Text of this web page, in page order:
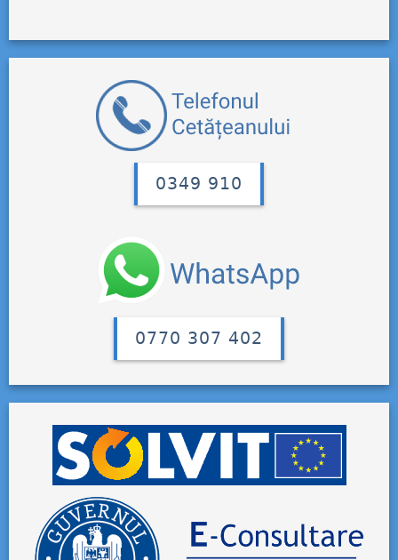
0349 910
0770 307 402